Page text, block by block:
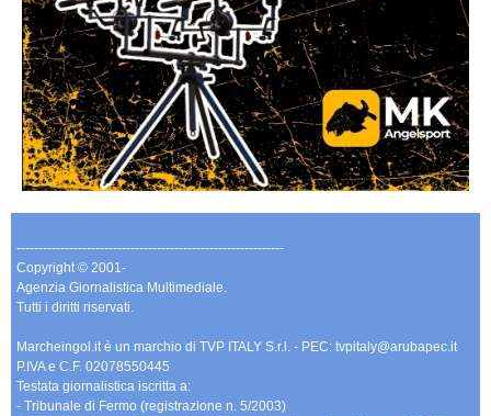
-------------------------------------------------------------
Copyright © 2001-
Agenzia Giornalistica Multimediale.
Tutti i diritti riservati.
Marcheingol.it è un marchio di TVP ITALY S.r.l. - PEC: tvpitaly@arubapec.it
P.IVA e C.F. 02078550445
Testata giornalistica iscritta a:
- Tribunale di Fermo (registrazione n. 5/2003)